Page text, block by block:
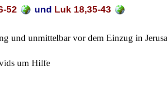
52 und Luk 18,35-43
und unmittelbar vor dem Einzug in
um Hilfe